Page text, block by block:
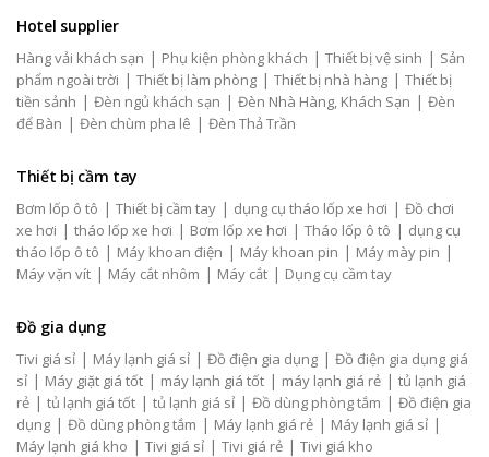
Hotel supplier
Hàng vải khách sạn | Phụ kiện phòng khách | Thiết bị vệ sinh | Sản
phẩm ngoài trời | Thiết bị làm phòng | Thiết bị nhà hàng | Thiết bị
tiền sảnh | Đèn ngủ khách sạn | Đèn Nhà Hàng, Khách Sạn | Đèn
để Bàn | Đèn chùm pha lê | Đèn Thả Trần
Thiết bị cầm tay
Bơm lốp ô tô | Thiết bị cầm tay | dụng cụ tháo lốp xe hơi | Đồ chơi
xe hơi | tháo lốp xe hơi | Bơm lốp xe hơi | Tháo lốp ô tô | dụng cụ
tháo lốp ô tô | Máy khoan điện | Máy khoan pin | Máy mày pin |
Máy vặn vít | Máy cắt nhôm | Máy cắt | Dụng cụ cầm tay
Đồ gia dụng
Tivi giá sỉ | Máy lạnh giá sỉ | Đồ điện gia dụng | Đồ điện gia dụng giá
sỉ | Máy giặt giá tốt | máy lạnh giá tốt | máy lạnh giá rẻ | tủ lạnh giá
rẻ | tủ lạnh giá tốt | tủ lạnh giá sỉ | Đồ dùng phòng tắm | Đồ điện gia
dụng | Đồ dùng phòng tắm | Máy lạnh giá rẻ | Máy lạnh giá sỉ |
Máy lạnh giá kho | Tivi giá sỉ | Tivi giá rẻ | Tivi giá kho